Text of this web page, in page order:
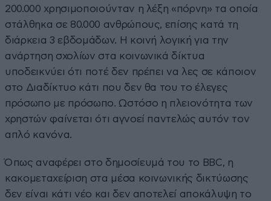
200.000 χρησιμοποιούνταν η λέξη «πόρνη» τα οποία
στάλθηκα σε 80.000 ανθρώπους, επίσης κατά τη
διάρκεια 3 εβδομάδων. Η κοινή λογική για την
ανάρτηση σχολίων στα κοινωνικά δίκτυα
υποδεικνύει ότι ποτέ δεν πρέπει να λες σε κάποιον
στο Διαδίκτυο κάτι που δεν θα του το έλεγες
πρόσωπο με πρόσωπο. Ωστόσο η πλειονότητα των
χρηστών φαίνεται ότι αγνοεί παντελώς αυτόν τον
απλό κανόνα.
Όπως αναφέρει στο δημοσίευμά του το BBC, η
κακομεταχείριση στα μέσα κοινωνικής δικτύωσης
δεν είναι κάτι νέο και δεν αποτελεί αποκάλυψη το